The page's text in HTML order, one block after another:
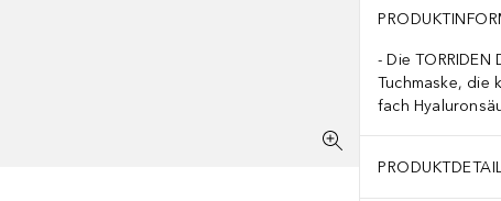
Die
Tuchmaske, die
fach